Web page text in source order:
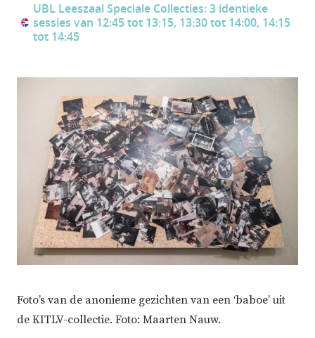
UBL Leeszaal Speciale Collecties: 3 identieke
sessies van 12:45 tot 13:15, 13:30 tot 14:00, 14:15
tot 14:45
Foto’s van de anonieme gezichten van een ‘baboe’ uit
de KITLV-collectie. Foto: Maarten Nauw.